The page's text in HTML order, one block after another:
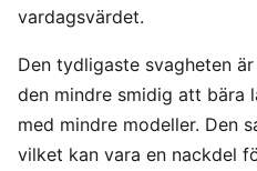
vardagsvärdet.
Den tydligaste svagheten
den mindre smidig att bära
med mindre modeller. Den
vilket kan vara en nackdel